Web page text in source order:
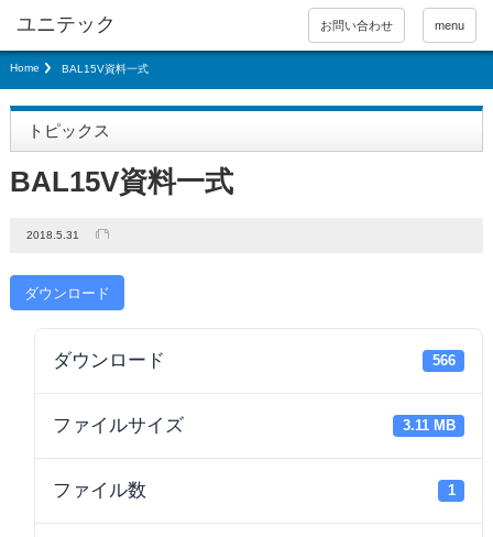
お問い合わせ menu
Home BAL15V資料一式
トピックス
BAL15V資料一式
2018.5.31
ダウンロード
ダウンロード 566
ファイルサイズ 3.11 MB
ファイル数 1